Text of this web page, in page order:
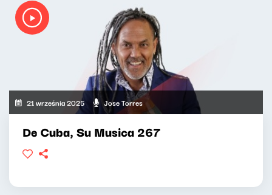
21 września 2025 Jose Torres
De Cuba, Su Musica 267